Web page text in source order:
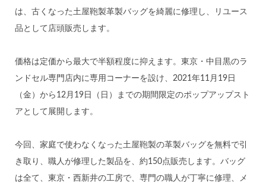
は、古くなった土屋鞄製革製バッグを綺麗に修理し、リユース
品として店頭販売します。
価格は定価から最大で半額程度に抑えます。東京・中目黒のラ
ンドセル専門店内に専用コーナーを設け、2021年11月19日
（金）から12月19日（日）までの期間限定のポップアップスト
アとして展開します。
今回、家庭で使わなくなった土屋鞄製の革製バッグを無料で引
き取り、職人が修理した製品を、約150点販売します。バッグ
は全て、東京・西新井の工房で、専門の職人が丁寧に修理、メ